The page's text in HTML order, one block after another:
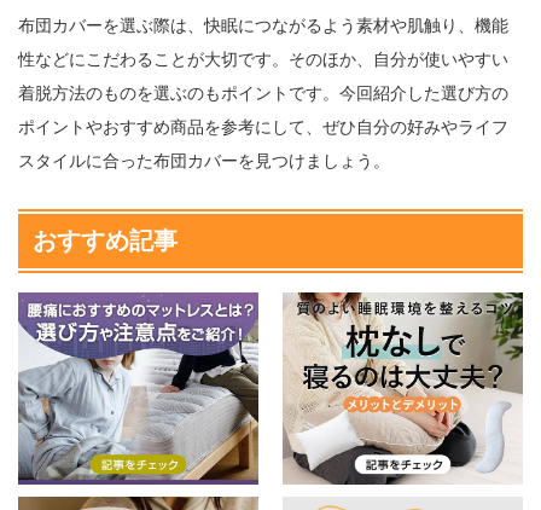
布団カバーを選ぶ際は、快眠につながるよう素材や肌触り、機能
性などにこだわることが大切です。そのほか、自分が使いやすい
着脱方法のものを選ぶのもポイントです。今回紹介した選び方の
ポイントやおすすめ商品を参考にして、ぜひ自分の好みやライフ
スタイルに合った布団カバーを見つけましょう。
おすすめ記事